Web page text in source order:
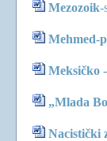
Mezozoik-
Mehmed-
Meksičko
„Mlada
Nacistički